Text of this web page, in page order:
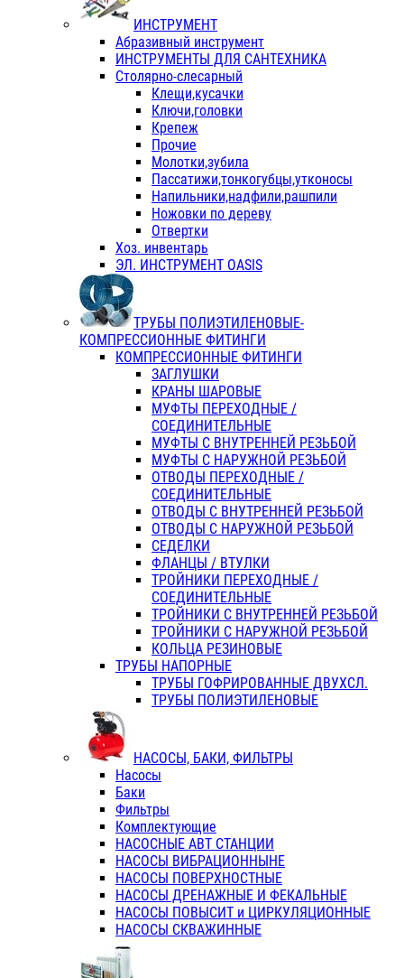
ИНСТРУМЕНТ
Абразивный инструмент
ИНСТРУМЕНТЫ ДЛЯ САНТЕХНИКА
Столярно-слесарный
Клещи,кусачки
Ключи,головки
Крепеж
Прочие
Молотки,зубила
Пассатижи,тонкогубцы,утконосы
Напильники,надфили,рашпили
Ножовки по дереву
Отвертки
Хоз. инвентарь
ЭЛ. ИНСТРУМЕНТ OASIS
ТРУБЫ ПОЛИЭТИЛЕНОВЫЕ-
КОМПРЕССИОННЫЕ ФИТИНГИ
КОМПРЕССИОННЫЕ ФИТИНГИ
ЗАГЛУШКИ
КРАНЫ ШАРОВЫЕ
МУФТЫ ПЕРЕХОДНЫЕ /
СОЕДИНИТЕЛЬНЫЕ
МУФТЫ С ВНУТРЕННЕЙ РЕЗЬБОЙ
МУФТЫ С НАРУЖНОЙ РЕЗЬБОЙ
ОТВОДЫ ПЕРЕХОДНЫЕ /
СОЕДИНИТЕЛЬНЫЕ
ОТВОДЫ С ВНУТРЕННЕЙ РЕЗЬБОЙ
ОТВОДЫ С НАРУЖНОЙ РЕЗЬБОЙ
СЕДЕЛКИ
ФЛАНЦЫ / ВТУЛКИ
ТРОЙНИКИ ПЕРЕХОДНЫЕ /
СОЕДИНИТЕЛЬНЫЕ
ТРОЙНИКИ С ВНУТРЕННЕЙ РЕЗЬБОЙ
ТРОЙНИКИ С НАРУЖНОЙ РЕЗЬБОЙ
КОЛЬЦА РЕЗИНОВЫЕ
ТРУБЫ НАПОРНЫЕ
ТРУБЫ ГОФРИРОВАННЫЕ ДВУХСЛ.
ТРУБЫ ПОЛИЭТИЛЕНОВЫЕ
НАСОСЫ, БАКИ, ФИЛЬТРЫ
Насосы
Баки
Фильтры
Комплектующие
НАСОСНЫЕ АВТ СТАНЦИИ
НАСОСЫ ВИБРАЦИОННЫНЕ
НАСОСЫ ПОВЕРХНОСТНЫЕ
НАСОСЫ ДРЕНАЖНЫЕ И ФЕКАЛЬНЫЕ
НАСОСЫ ПОВЫСИТ и ЦИРКУЛЯЦИОННЫЕ
НАСОСЫ СКВАЖИННЫЕ